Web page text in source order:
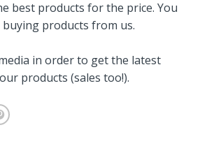
best products for the price. You
products from us.
in order to get the latest
products (sales too!).